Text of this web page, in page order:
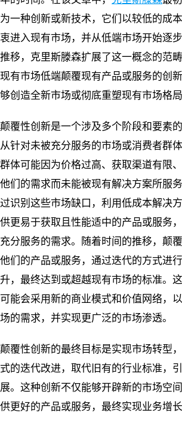
为一种创新或新技术，它们以较低的成
衷进入现有市场，并从低端市场开始逐
推移，克里斯滕森扩展了这一概念的范
现有市场低端颠覆现有产品或服务的创
够创造全新市场或彻底重塑现有市场格局
颠覆性创新是一个涉及多个阶段和要素
从针对未被充分服务的市场或消费者群
群体可能因为价格过高、获取渠道有限
他们的需求而未能被现有解决方案所服
过识别这些市场缺口，利用低成本解决
供更易于获取且性能适中的产品或服务
充分服务的需求。随着时间的推移，颠
他们的产品或服务，通过迭代的方式进
升，最终达到或超越现有市场的标准。
可能会采用新的商业模式和价值网络，
场的需求，并实现更广泛的市场渗透。
颠覆性创新的最终目标是实现市场转型
式的迭代改进，取代旧有的行业标准，
展。这种创新不仅能够开辟新的市场空
供更好的产品或服务，最终实现业务增长